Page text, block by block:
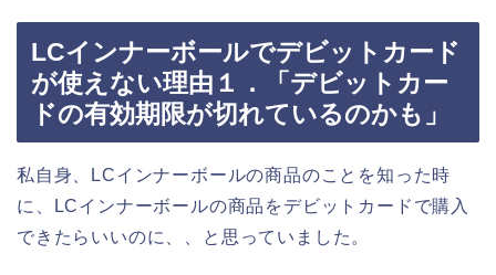
LCインナーボールでデビットカード
が使えない理由１．「デビットカー
ドの有効期限が切れているのかも」
私自身、LCインナーボールの商品のことを知った時
に、LCインナーボールの商品をデビットカードで購入
できたらいいのに、、と思っていました。